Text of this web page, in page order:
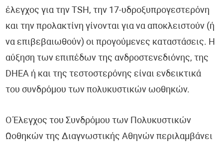
έλεγχος για την TSH, την 17-υδροξυπρογεστερόνη
και την προλακτίνη γίνονται για να αποκλειστούν (ή
να επιβεβαιωθούν) οι προγούμενες καταστάσεις. Η
αύξηση των επιπέδων της ανδροστενεδιόνης, της
DHEA ή και της τεστοστερόνης είναι ενδεικτικά
του συνδρόμου των πολυκυστικών ωοθηκών.
Ο Έλεγχος του Συνδρόμου των Πολυκυστικών
Ωοθηκών της Διαγνωστικής Αθηνών περιλαμβάνει